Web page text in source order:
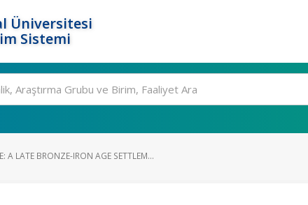
Üniversitesi
Sistemi
A LATE BRONZE-IRON AGE SETTLEM...